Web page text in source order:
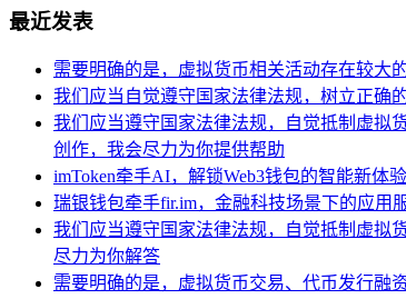
最近发表
需要明确的是，虚拟货币相关活动存在较大
我们应当自觉遵守国家法律法规，树立正确
我们应当遵守国家法律法规，自觉抵制虚拟
创作，我会尽力为你提供帮助
imToken牵手AI，解锁Web3钱包的智能新体验
瑞银钱包牵手fir.im，金融科技场景下的应用
我们应当遵守国家法律法规，自觉抵制虚拟
尽力为你解答
需要明确的是，虚拟货币交易、代币发行融